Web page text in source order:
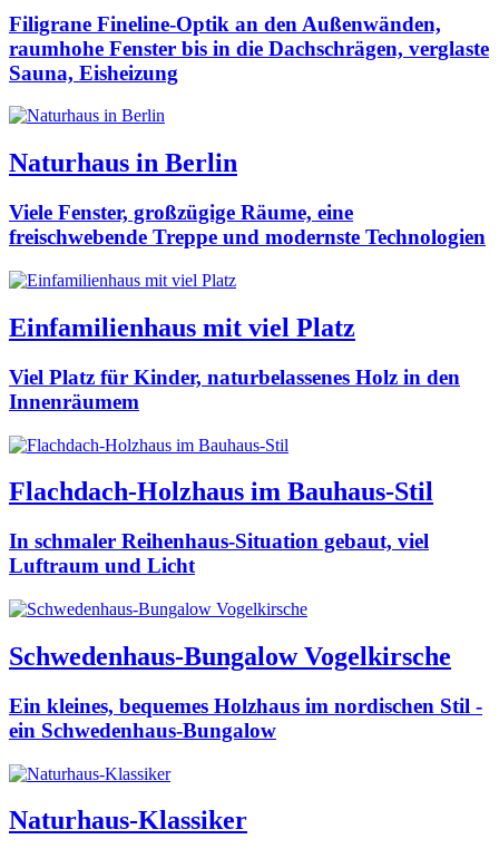
Filigrane Fineline-Optik an den Außenwänden,
raumhohe Fenster bis in die Dachschrägen, verglaste
Sauna, Eisheizung
Naturhaus in Berlin
Viele Fenster, großzügige Räume, eine
freischwebende Treppe und modernste Technologien
Einfamilienhaus mit viel Platz
Viel Platz für Kinder, naturbelassenes Holz in den
Innenräumem
Flachdach-Holzhaus im Bauhaus-Stil
In schmaler Reihenhaus-Situation gebaut, viel
Luftraum und Licht
Schwedenhaus-Bungalow Vogelkirsche
Ein kleines, bequemes Holzhaus im nordischen Stil -
ein Schwedenhaus-Bungalow
Naturhaus-Klassiker